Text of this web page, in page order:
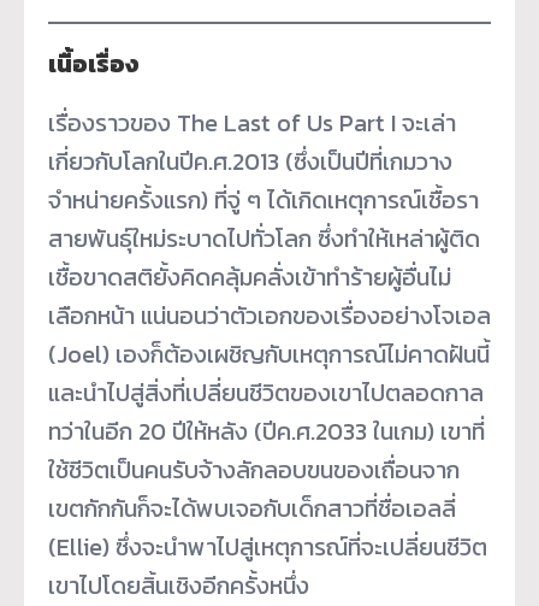
เนื้อเรื่อง
เรื่องราวของ The Last of Us Part I จะเล่า
เกี่ยวกับโลกในปีค.ศ.2013 (ซึ่งเป็นปีที่เกมวาง
จำหน่ายครั้งแรก) ที่จู่ ๆ ได้เกิดเหตุการณ์เชื้อรา
สายพันธุ์ใหม่ระบาดไปทั่วโลก ซึ่งทำให้เหล่าผู้ติด
เชื้อขาดสติยั้งคิดคลุ้มคลั่งเข้าทำร้ายผู้อื่นไม่
เลือกหน้า แน่นอนว่าตัวเอกของเรื่องอย่างโจเอล
(Joel) เองก็ต้องเผชิญกับเหตุการณ์ไม่คาดฝันนี้
และนำไปสู่สิ่งที่เปลี่ยนชีวิตของเขาไปตลอดกาล
ทว่าในอีก 20 ปีให้หลัง (ปีค.ศ.2033 ในเกม) เขาที่
ใช้ชีวิตเป็นคนรับจ้างลักลอบขนของเถื่อนจาก
เขตกักกันก็จะได้พบเจอกับเด็กสาวที่ชื่อเอลลี่
(Ellie) ซึ่งจะนำพาไปสู่เหตุการณ์ที่จะเปลี่ยนชีวิต
เขาไปโดยสิ้นเชิงอีกครั้งหนึ่ง